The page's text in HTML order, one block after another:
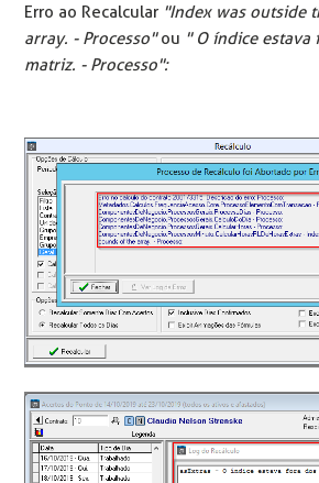
Erro ao Recalcular "Index was outside
array. - Processo"ou " O índice
matriz. - Processo":